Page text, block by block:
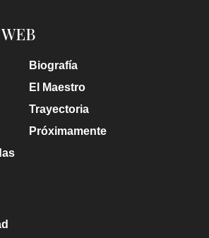
Biografía
El Maestro
Trayectoria
Próximamente